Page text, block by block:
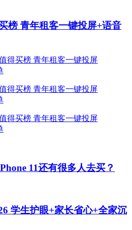
榜 青年租客一键投屏+语音
11还有很多人去买？
学生护眼+家长省心+全家沉